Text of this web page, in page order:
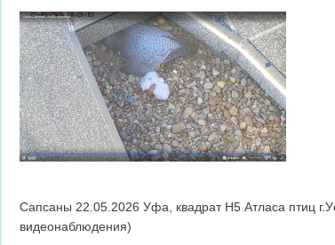
Сапсаны 22.05.2026 Уфа, квадрат Н5 Атласа птиц
видеонаблюдения)